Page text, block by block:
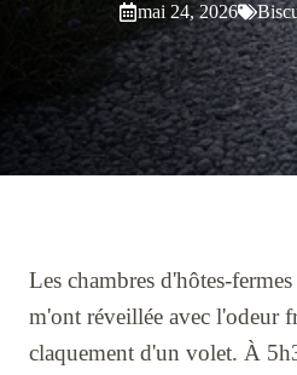
mai 24, 2026
Les chambres d'hôtes-
m'ont réveillée avec l'odeur
claquement d'un volet. À